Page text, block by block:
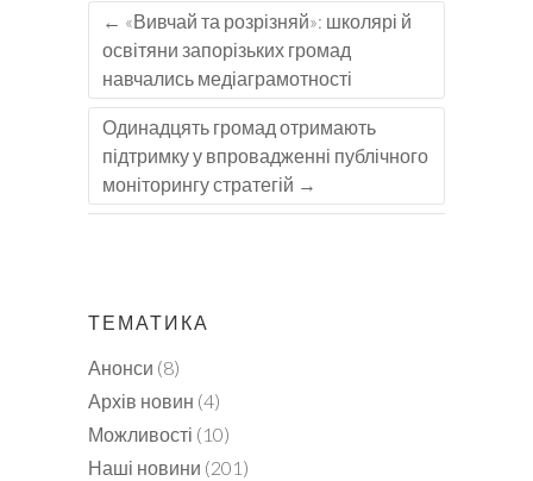
← «Вивчай та розрізняй»: школярі й
освітяни запорізьких громад
навчались медіаграмотності
Одинадцять громад отримають
підтримку у впровадженні публічного
моніторингу стратегій →
ТЕМАТИКА
Анонси (8)
Архів новин (4)
Можливості (10)
Наші новини (201)